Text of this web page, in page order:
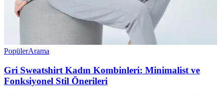
PopülerArama
Gri Sweatshirt Kadın Kombinleri: Minimalist ve
Fonksiyonel Stil Önerileri